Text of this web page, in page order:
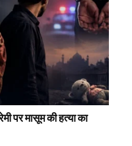
मासूम की हत्या का